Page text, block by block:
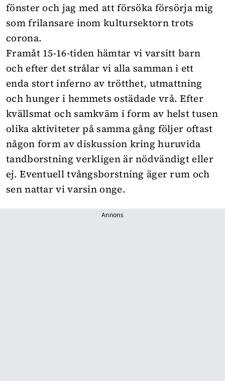
fönster och jag med att försöka försörja mig
som frilansare inom kultursektorn trots
corona.
Framåt 15-16-tiden hämtar vi varsitt barn
och efter det strålar vi alla samman i ett
enda stort inferno av trötthet, utmattning
och hunger i hemmets ostädade vrå. Efter
kvällsmat och samkväm i form av helst tusen
olika aktiviteter på samma gång följer oftast
någon form av diskussion kring huruvida
tandborstning verkligen är nödvändigt eller
ej. Eventuell tvångsborstning äger rum och
sen nattar vi varsin onge.
Annons